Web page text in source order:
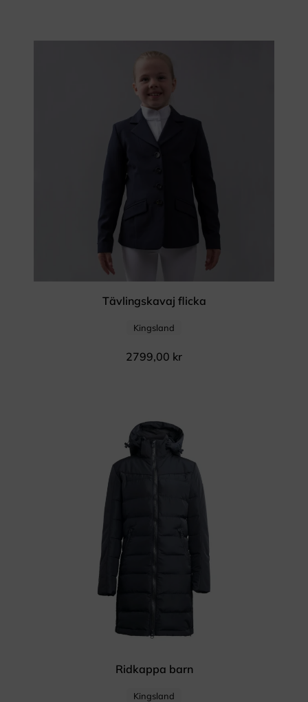
Tävlingskavaj flicka
Kingsland
2799,00 kr
Ridkappa barn
Kingsland